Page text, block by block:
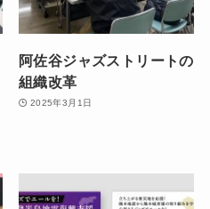
阿佐谷ジャズストリートの
組織改革
2025年3月1日